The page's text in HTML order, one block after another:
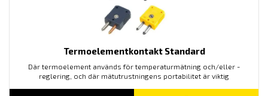
Termoelementkontakt Standard
Där termoelement används för temperaturmätning och/eller -
reglering, och där mätutrustningens portabilitet är viktig